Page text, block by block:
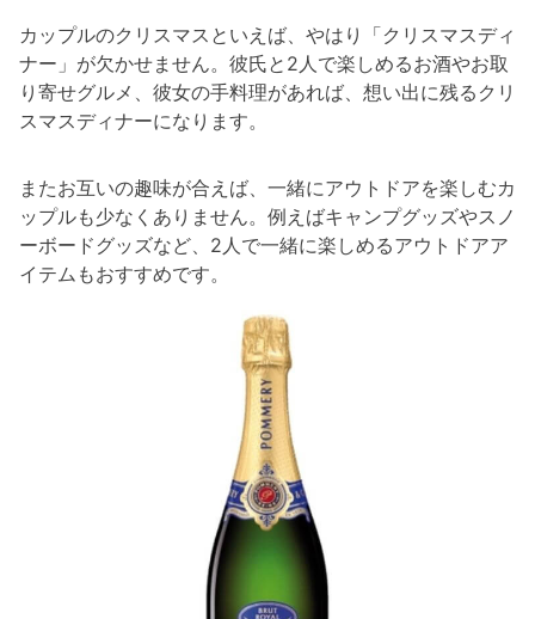
カップルのクリスマスといえば、やはり「クリスマスディ
ナー」が欠かせません。彼氏と2人で楽しめるお酒やお取
り寄せグルメ、彼女の手料理があれば、想い出に残るクリ
スマスディナーになります。
またお互いの趣味が合えば、一緒にアウトドアを楽しむカ
ップルも少なくありません。例えばキャンプグッズやスノ
ーボードグッズなど、2人で一緒に楽しめるアウトドアア
イテムもおすすめです。